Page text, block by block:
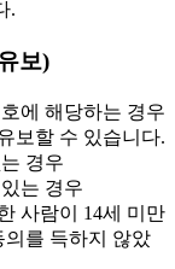
.
보)
에 해당하는 경우
보할 수 있습니다.
경우
는 경우
사람이 14세 미만
의를 득하지 않았